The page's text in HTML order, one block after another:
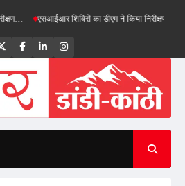
एसआईआर शिविरों का डीएम ने किया निरीक्षण, बोले—कोई
TwitterFacebookLinkedInInstagram